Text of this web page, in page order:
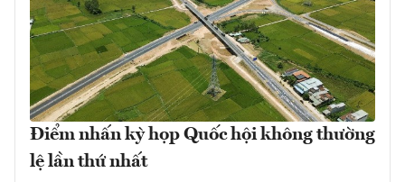
Điểm nhấn kỳ họp Quốc hội không thường
lệ lần thứ nhất